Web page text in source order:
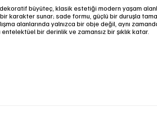
büyüteç, klasik estetiği modern yaşam
karakter sunar; sade formu, güçlü bir duruşla
alanlarında yalnızca bir obje değil, aynı
bir derinlik ve zamansız bir şıklık katar.